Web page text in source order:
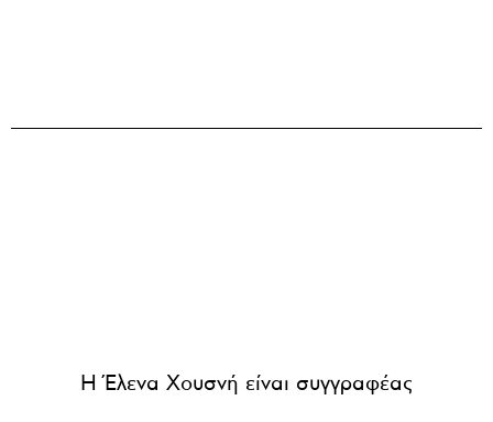
Η Έλενα Χουσνή είναι συγγραφέας